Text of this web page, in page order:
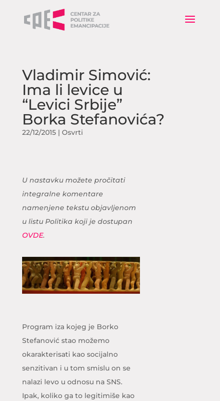
Vladimir Simović:
Ima li levice u
“Levici Srbije”
Borka Stefanovića?
22/12/2015| Osvrti
U nastavku možete pročitati
integralne komentare
namenjene tekstu objavljenom
u listu Politika koji je dostupan
OVDE.
Program iza kojeg je Borko
Stefanović stao možemo
okarakterisati kao socijalno
senzitivan i u tom smislu on se
nalazi levo u odnosu na SNS.
Ipak, koliko ga to legitimiše kao